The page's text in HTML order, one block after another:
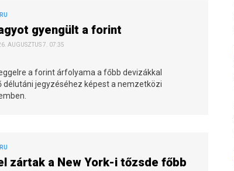
gyengült a forint
AUGUSZTUS 7. 07:35
a forint árfolyama a főbb devizákkal
délutáni jegyzéséhez képest a nemzetközi
zártak a New York-i tőzsde főbb